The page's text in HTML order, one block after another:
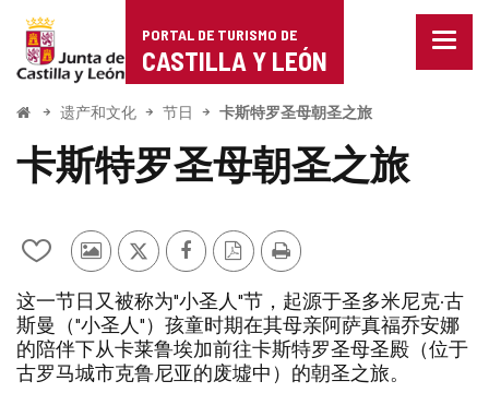
Portal
de
Turismo
de
Castilla
León
PORTAL DE TURISMO DE
CASTILLA Y LEÓN
菜
开
遗产和文化 节日 卡斯特罗圣母朝圣之旅
卡斯特罗圣母朝圣之旅
从
的
笔
记
本
其
游
客
的
照
推
Facebook
PDF
本
打
这一节日又被称为"小圣人"节，起源于圣多米尼克·古
斯曼（"小圣人"）孩童时期在其母亲阿萨真福乔安娜
的陪伴下从卡莱鲁埃加前往卡斯特罗圣母圣殿（位于
古罗马城市克鲁尼亚的废墟中）的朝圣之旅。